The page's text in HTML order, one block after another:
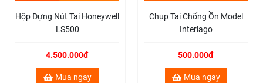
Hộp Đựng Nút Tai Honeywell
LS500
4.500.000đ
Mua ngay
Chụp Tai Chống Ồn Model
Interlago
500.000đ
Mua ngay